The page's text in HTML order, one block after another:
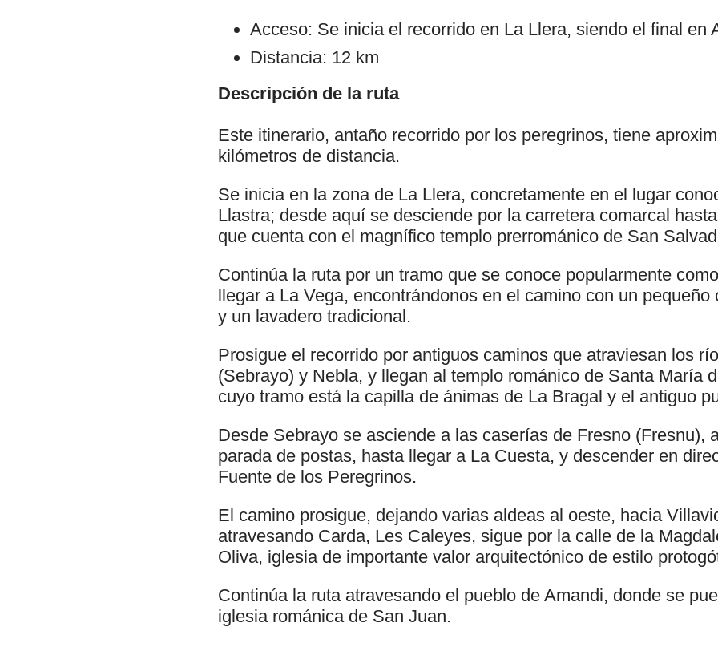
Acceso: Se inicia el recorrido en La Llera, siendo el final en
Distancia: 12 km
Descripción de la ruta
Este itinerario, antaño recorrido por los peregrinos, tiene
kilómetros de distancia.
Se inicia en la zona de La Llera, concretamente en el lugar
Llastra; desde aquí se desciende por la carretera comarcal
que cuenta con el magnífico templo prerrománico de San
Continúa la ruta por un tramo que se conoce popularmente
llegar a La Vega, encontrándonos en el camino con un pequeño
y un lavadero tradicional.
Prosigue el recorrido por antiguos caminos que atraviesan los
(Sebrayo) y Nebla, y llegan al templo románico de Santa María
cuyo tramo está la capilla de ánimas de La Bragal y el antiguo
Desde Sebrayo se asciende a las caserías de Fresno (Fresnu),
parada de postas, hasta llegar a La Cuesta, y descender en
Fuente de los Peregrinos.
El camino prosigue, dejando varias aldeas al oeste, hacia
atravesando Carda, Les Caleyes, sigue por la calle de la
Oliva, iglesia de importante valor arquitectónico de estilo
Continúa la ruta atravesando el pueblo de Amandi, donde se
iglesia románica de San Juan.